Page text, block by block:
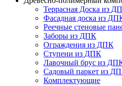
Террасная Доска из
Фасадная доска из
Реечные стеновые
Заборы из ДПК
Ограждения из ДПК
Ступени из ДПК
Лавочный брус из
Садовый паркет из
Комплектующие